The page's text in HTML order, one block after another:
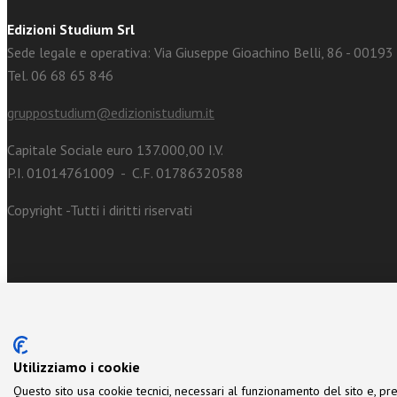
Edizioni Studium Srl
Sede legale e operativa: Via Giuseppe Gioachino Belli, 86 - 00193
Tel. 06 68 65 846
gruppostudium@edizionistudium.it
Capitale Sociale euro 137.000,00 I.V.
P.I. 01014761009 - C.F. 01786320588
Copyright -Tutti i diritti riservati
Utilizziamo i cookie
Questo sito usa cookie tecnici, necessari al funzionamento del sito e,